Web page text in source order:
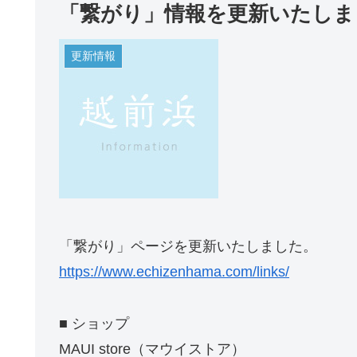
「繋がり」情報を更新いたし
更新情報
「繋がり」ページを更新いたしました。
https://www.echizenhama.com/links/
■ ショップ
MAUI store（マウイストア）